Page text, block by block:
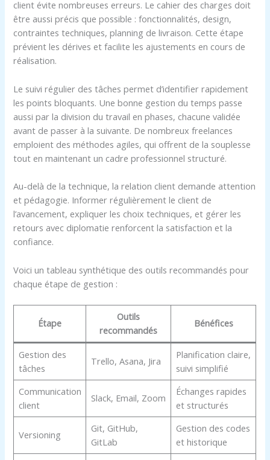
client évite nombreuses erreurs. Le cahier des charges doit
être aussi précis que possible : fonctionnalités, design,
contraintes techniques, planning de livraison. Cette étape
prévient les dérives et facilite les ajustements en cours de
réalisation.
Le suivi régulier des tâches permet d’identifier rapidement
les points bloquants. Une bonne gestion du temps passe
aussi par la division du travail en phases, chacune validée
avant de passer à la suivante. De nombreux freelances
emploient des méthodes agiles, qui offrent de la souplesse
tout en maintenant un cadre professionnel structuré.
Au-delà de la technique, la relation client demande attention
et pédagogie. Informer régulièrement le client de
l’avancement, expliquer les choix techniques, et gérer les
retours avec diplomatie renforcent la satisfaction et la
confiance.
Voici un tableau synthétique des outils recommandés pour
chaque étape de gestion :
Étape
Outils
recommandés
Bénéfices
Gestion des
tâches
Trello, Asana, Jira
Planification claire,
suivi simplifié
Communication
client
Slack, Email, Zoom
Échanges rapides
et structurés
Versioning
Git, GitHub,
GitLab
Gestion des codes
et historique